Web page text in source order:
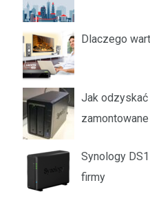
Dlaczego
Jak odzyskać
Synology
firmy